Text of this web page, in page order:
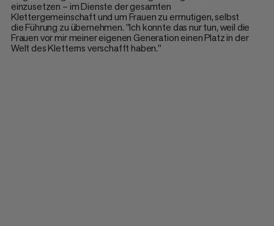
einzusetzen – im Dienste der gesamten
Klettergemeinschaft und um Frauen zu ermutigen, selbst
die Führung zu übernehmen. "Ich konnte das nur tun, weil die
Frauen vor mir meiner eigenen Generation einen Platz in der
Welt des Kletterns verschafft haben."